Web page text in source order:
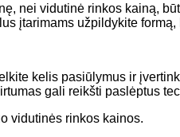
nei vidutinė rinkos kainą,
įtarimams užpildykite
kelis pasiūlymus ir
gali reikšti paslėptus
vidutinės rinkos kainos.